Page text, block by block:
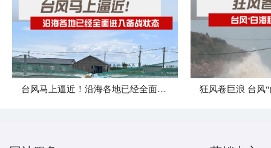
台风马上逼近！沿海各地已经全面进入备战状态